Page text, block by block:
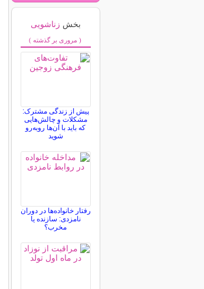
بخش زناشویی
( مروری بر گذشته )
پیش از زندگی مشترک:
مشکلات و چالش‌هایی
که باید با آن‌ها روبه‌رو
شوید
رفتار خانواده‌ها در دوران
نامزدی: سازنده یا
مخرب؟